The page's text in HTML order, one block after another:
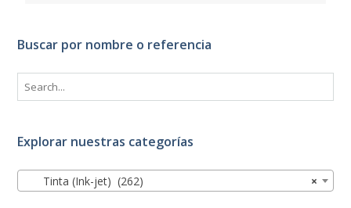
Buscar por nombre o referencia
Explorar nuestras categorías
×
Tinta (Ink-jet) (262)